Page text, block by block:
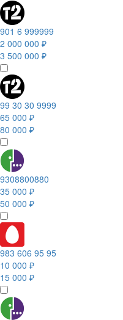
901 6 999999
2 000 000 ₽
3 500 000 ₽
99 30 30 9999
65 000 ₽
80 000 ₽
9308800880
35 000 ₽
50 000 ₽
983 606 95 95
10 000 ₽
15 000 ₽